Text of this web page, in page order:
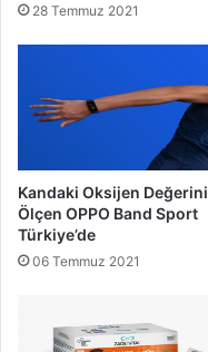
28 Temmuz 2021
Kandaki Oksijen Değerini
Ölçen OPPO Band Sport
Türkiye’de
06 Temmuz 2021